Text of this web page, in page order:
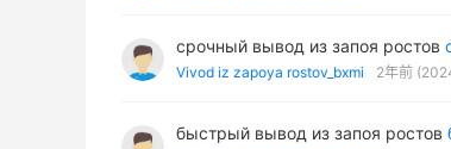
срочный вывод из запоя ростов
Vivod iz zapoya rostov_bxmi 2年前
быстрый вывод из запоя ростов